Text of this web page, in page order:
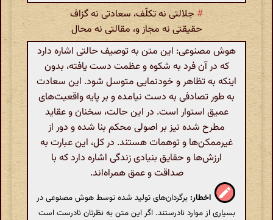
# جلالتی نه تکلّف، سعادتی نه گزاف
حقیقتی نه مجاز و، مقالتی نه محال‌
هوش مصنوعی: این متن به توصیف حالتی اشاره دارد
که در آن فرد به شکوه و عظمت دست یافته، بدون
اینکه به تظاهر و خودنمایی متوسل شود. این سعادت
به طور تصادفی به دست نیامده و بر پایه واقعیت‌های
عمیق استوار است. در این حالت، سخنان و عقاید
مطرح شده نیز بر اصولی محکم بنا شده و دور از
غیرممکن‌ها و توهمات هستند. در کل، این عبارت به
ارزش‌ها و حقایق بنیادی زندگی اشاره دارد که با
صداقت و عمق همراه‌اند.
اخطار: برگردان‌های تولید شده توسط هوش مصنوعی در
بسیاری از موارد نادرستند. اگر این متن به نظرتان نادرست است